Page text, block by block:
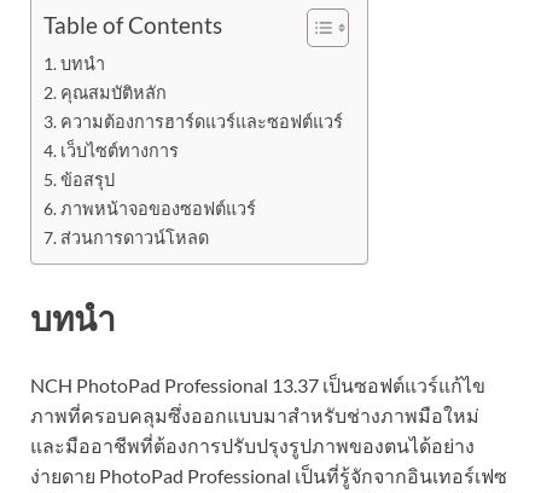
Table of Contents
บทนำ
คุณสมบัติหลัก
ความต้องการฮาร์ดแวร์และซอฟต์แวร์
เว็บไซต์ทางการ
ข้อสรุป
ภาพหน้าจอของซอฟต์แวร์
ส่วนการดาวน์โหลด
บทนำ
NCH ​​PhotoPad Professional 13.37 เป็นซอฟต์แวร์แก้ไข
ภาพที่ครอบคลุมซึ่งออกแบบมาสำหรับช่างภาพมือใหม่
และมืออาชีพที่ต้องการปรับปรุงรูปภาพของตนได้อย่าง
ง่ายดาย PhotoPad Professional เป็นที่รู้จักจากอินเทอร์เฟซ